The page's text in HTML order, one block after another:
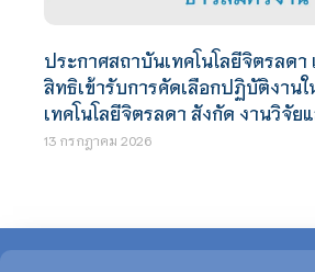
ประกาศสถาบันเทคโนโลยีจิตรลดา
สิทธิเข้ารับการคัดเลือกปฏิบัติงาน
เทคโนโลยีจิตรลดา สังกัด งานวิจัย
13 กรกฎาคม 2026